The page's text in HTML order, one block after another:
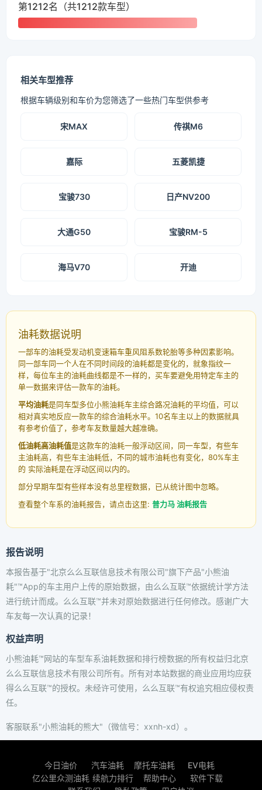
第1212名（共1212款车型）
相关车型推荐
根据车辆级别和车价为您筛选了一些热门车型供参考
宋MAX 传祺M6
嘉际 五菱凯捷
宝骏730 日产NV200
大通G50 宝骏RM-5
海马V70 开迪
油耗数据说明
一部车的油耗受发动机变速箱车重风阻系数轮胎等多种因素影响。
同一部车同一个人在不同时间段的油耗都是变化的，就象指纹一
样，每位车主的油耗曲线都是不一样的，买车要避免用特定车主的
单一数据来评估一款车的油耗。
平均油耗是同车型多位小熊油耗车主综合路况油耗的平均值，可以
相对真实地反应一款车的综合油耗水平。10名车主以上的数据就具
有参考价值了，参考车友数量越大越准确。
低油耗高油耗值是这款车的油耗一般浮动区间，同一车型，有些车
主油耗高，有些车主油耗低，不同的城市油耗也有变化，80%车主
的 实际油耗是在浮动区间以内的。
部分早期车型有些样本没有总里程数据，已从统计图中忽略。
查看整个车系的油耗报告，请点击这里: 普力马 油耗报告
报告说明
本报告基于"北京么么互联信息技术有限公司"旗下产品"小熊油
耗"™App的车主用户上传的原始数据，由么么互联™依据统计学方法
进行统计而成。么么互联™并未对原始数据进行任何修改。感谢广大
车友每一次认真的记录！
权益声明
小熊油耗™网站的车型车系油耗数据和排行榜数据的所有权益归北京
么么互联信息技术有限公司所有。所有对本站数据的商业应用均应获
得么么互联™的授权。未经许可使用，么么互联™有权追究相应侵权责
任。
客服联系"小熊油耗的熊大"（微信号：xxnh-xd）。
今日油价 汽车油耗 摩托车油耗
EV电耗
亿公里众测油耗 续航力排行 帮助中心
软件下载